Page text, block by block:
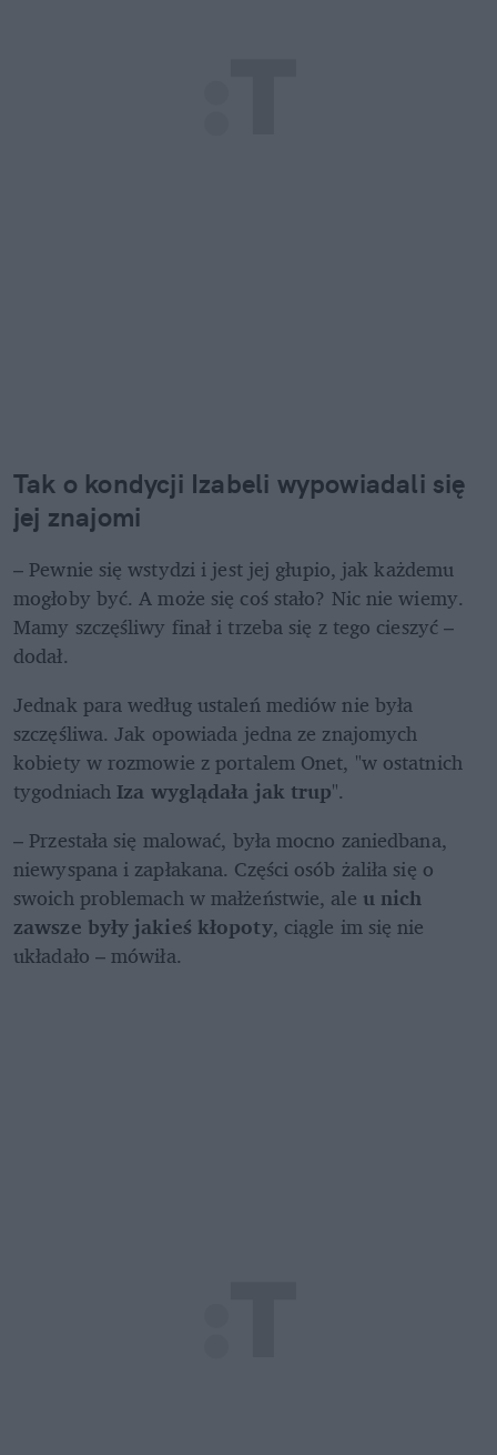
Tak o kondycji Izabeli wypowiadali się
jej znajomi
– Pewnie się wstydzi i jest jej głupio, jak każdemu
mogłoby być. A może się coś stało? Nic nie wiemy.
Mamy szczęśliwy finał i trzeba się z tego cieszyć –
dodał.
Jednak para według ustaleń mediów nie była
szczęśliwa. Jak opowiada jedna ze znajomych
kobiety w rozmowie z portalem Onet, "w ostatnich
tygodniach Iza wyglądała jak trup".
– Przestała się malować, była mocno zaniedbana,
niewyspana i zapłakana. Części osób żaliła się o
swoich problemach w małżeństwie, ale u nich
zawsze były jakieś kłopoty, ciągle im się nie
układało – mówiła.